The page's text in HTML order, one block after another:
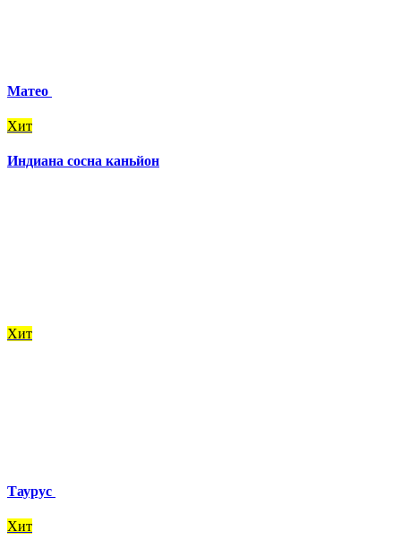
Матео
Хит
Индиана сосна каньйон
Хит
Таурус
Хит